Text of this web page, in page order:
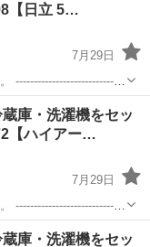
【日立 5…
7月29日
用冷蔵庫・洗濯機をセット...
半額
庫・洗濯機をセッ
【ハイアー…
7月29日
用冷蔵庫・洗濯機をセット...
半額
庫・洗濯機をセッ